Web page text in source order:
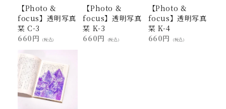
【Photo &
focus】透明写真
栞 C-3
660円
(税込)
【Photo &
focus】透明写真
栞 K-3
660円
(税込)
【Photo &
focus】透明写真
栞 K-4
660円
(税込)